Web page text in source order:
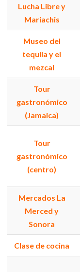
Lucha Libre y
Mariachis
Museo del
tequila y el
mezcal
Tour
gastronómico
(Jamaica)
Tour
gastronómico
(centro)
Mercados La
Merced y
Sonora
Clase de cocina